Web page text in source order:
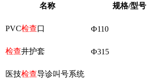
名称 规格/型号
PVC检查口 Ф110
检查井护套 Ф315
医技检查导诊叫号系统